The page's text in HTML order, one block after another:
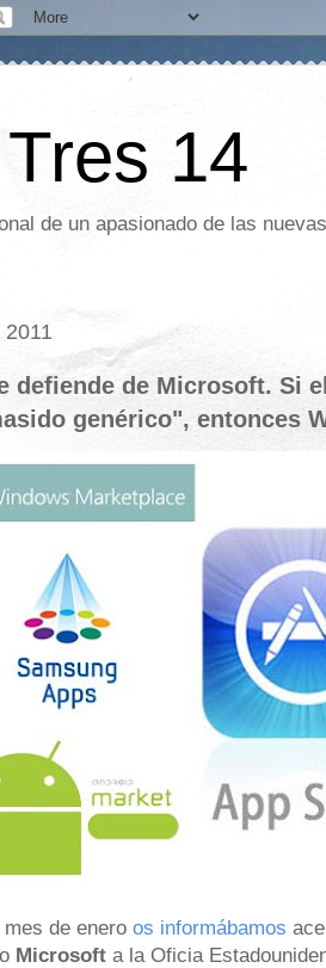
14
de un apasionado de las
defiende de Microsoft. Si
genérico", entonces
de enero os informábamos
Microsoft a la Oficia